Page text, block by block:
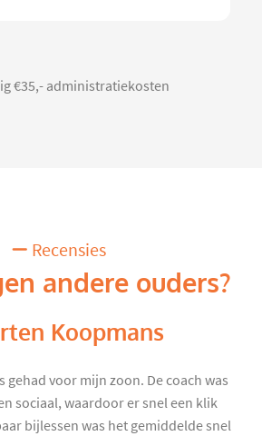
€35,- administratiekosten
Recensies
andere ouders?
Koopmans
gehad voor mijn zoon. De coach was
sociaal, waardoor er snel een klik
bijlessen was het gemiddelde snel